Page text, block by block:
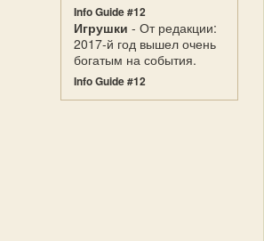
Info Guide #12
Игрушки - От редакции:
2017-й год вышел очень
богатым на события.
Info Guide #12